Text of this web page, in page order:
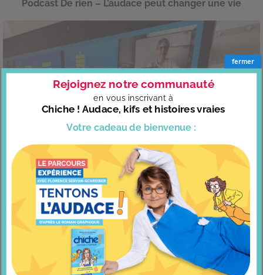
Podcast De rien – L’audace peut changer une vie
Invitée chez RCF – Et si tenter l’audace débloquait nos
freins ?
Votre cadeaude bienvenue :
Rejoignez notre communauté
en vous inscrivant à
Chiche ! Audace, kifs et histoires vraies
fermer